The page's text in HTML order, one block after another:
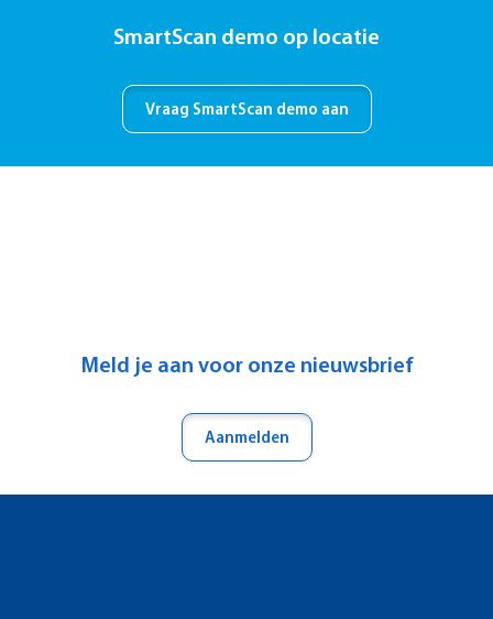
SmartScan demo op locatie
Vraag SmartScan demo aan
Meld je aan voor onze nieuwsbrief
Aanmelden